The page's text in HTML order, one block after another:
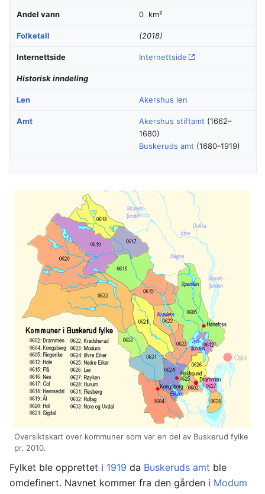
Andel vann 0 km²
Folketall (2018)
Internettside Internettside
Historisk inndeling
Len Akershus len
Amt Akershus stiftamt (1662–
1680)
Buskeruds amt (1680–1919)
Oversiktskart over kommuner som var en del av Buskerud fylke
pr. 2010.
Fylket ble opprettet i 1919 da Buskeruds amt ble
omdefinert. Navnet kommer fra den gården i Modum